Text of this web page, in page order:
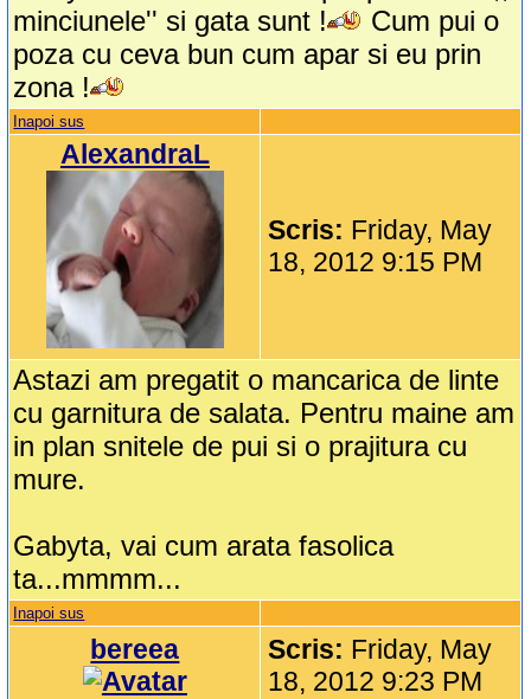
minciunele'' si gata sunt !
Cum pui o
poza cu ceva bun cum apar si eu prin
zona !
Inapoi sus
AlexandraL
Scris: Friday, May
18, 2012 9:15 PM
Astazi am pregatit o mancarica de linte
cu garnitura de salata. Pentru maine am
in plan snitele de pui si o prajitura cu
mure.
Gabyta, vai cum arata fasolica
ta...mmmm...
Inapoi sus
bereea Scris: Friday, May
18, 2012 9:23 PM